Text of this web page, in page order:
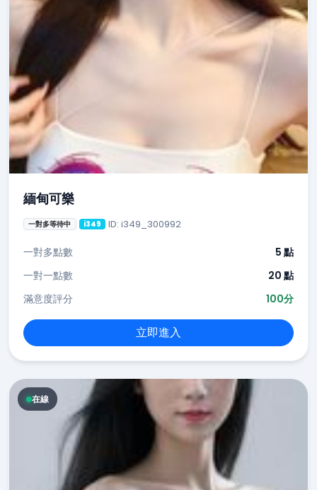
緬甸可樂
一對多等待中 i349 ID: i349_300992
一對多點數
5 點
一對一點數
20 點
滿意度評分
100分
立即進入
在線